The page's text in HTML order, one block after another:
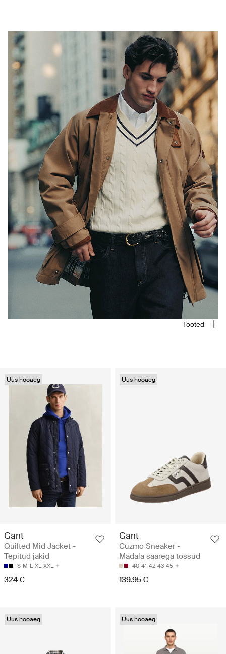
Uus hooaeg
Gant
Quilted Mid Jacket -
Tepitud jakid
S M L XL XXL
324 €
Uus hooaeg
Gant
Cuzmo Sneaker -
Madala säärega tossud
40 41 42 43 45
139.95 €
Uus hooaeg Uus hooaeg
Tooted